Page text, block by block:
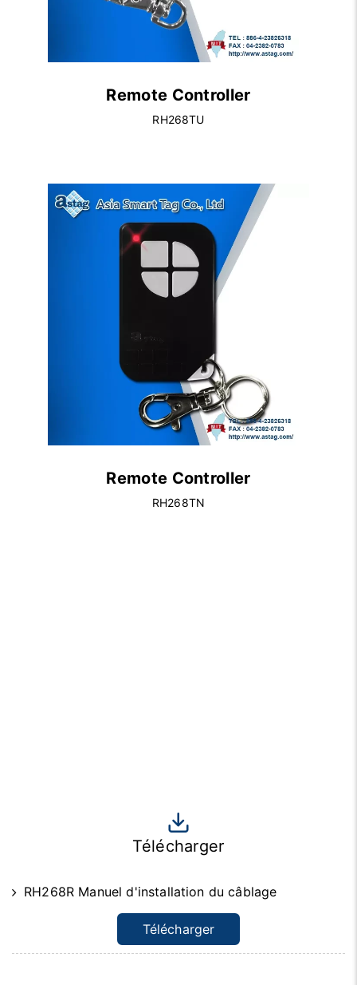
Remote Controller
RH268TU
Remote Controller
RH268TN
Télécharger
RH268R Manuel d'installation du câblage
Télécharger